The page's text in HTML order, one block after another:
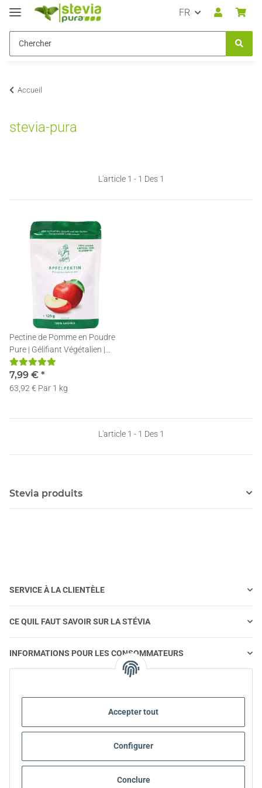
Accepter tout
Configurer
Conclure
FR
Accueil
stevia-pura
L'article 1 - 1 Des 1
Pectine de Pomme en Poudre
Pure | Gélifiant Végétalien |
125g
7,99 € *
63,92 € Par 1 kg
L'article 1 - 1 Des 1
Stevia produits
SERVICE À LA CLIENTÈLE
CE QUIL FAUT SAVOIR SUR LA STÉVIA
INFORMATIONS POUR LES CONSOMMATEURS
STEVIA | QUESTIONS ET RÉPONSES
INFORMATIONS SUR LES PRODUITS STEVIA